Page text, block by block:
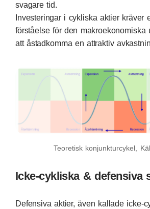
svagare tid.
Investeringar i cykliska aktier kräver
förståelse för den makroekonomiska
att åstadkomma en attraktiv
Teoretisk konjunkturcykel,
Icke-cykliska & defensiva
Defensiva aktier, även kallade icke-